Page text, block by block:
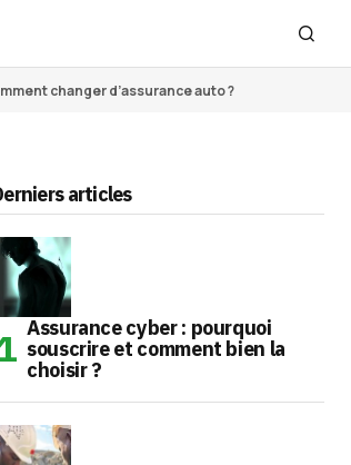
changer d’assurance auto ?
articles
Assurance cyber : pourquoi
souscrire et comment bien la
choisir ?